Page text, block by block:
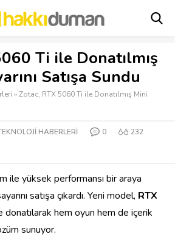
Ti ile Donatılmış
Satışa Sundu
»Zotac, RTX 5060 Ti ile Donatılmış Mini
HABERLERI 0 232
ile yüksek performansı bir araya
satışa çıkardı. Yeni model, RTX
donatılarak hem oyun hem de içerik
sunuyor.